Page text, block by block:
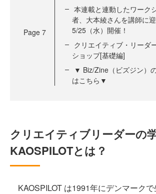
Page 7
本連載と連動したワーク
者、大本綾さんを講師に
5/25（水）開催！
クリエイティブ・リーダ
ショップ[基礎編]
▼ Biz/Zine（ビズジン）
はこちら▼
クリエイティブリーダーの
KAOSPILOTとは？
KAOSPILOT は1991年にデンマークで